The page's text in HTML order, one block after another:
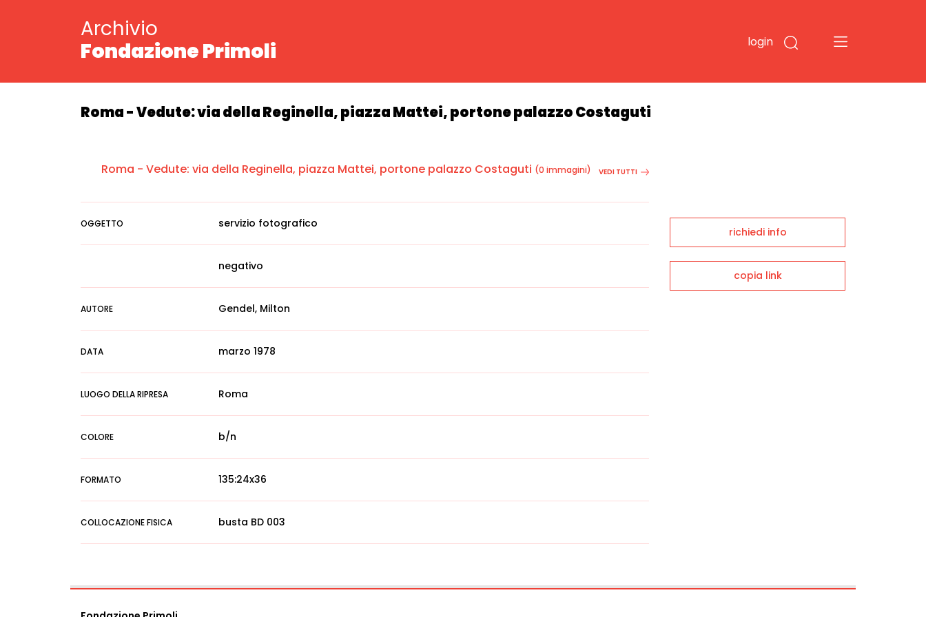
Archivio
Fondazione Primoli
login
Roma - Vedute: via della Reginella, piazza Mattei, portone palazzo Costaguti
Roma - Vedute: via della Reginella, piazza Mattei, portone palazzo Costaguti (0 immagini) VEDI TUTTI
OGGETTO servizio fotografico
negativo
AUTORE Gendel, Milton
DATA marzo 1978
LUOGO DELLA RIPRESA Roma
COLORE b/n
FORMATO 135:24x36
COLLOCAZIONE FISICA busta BD 003
richiedi info
copia link